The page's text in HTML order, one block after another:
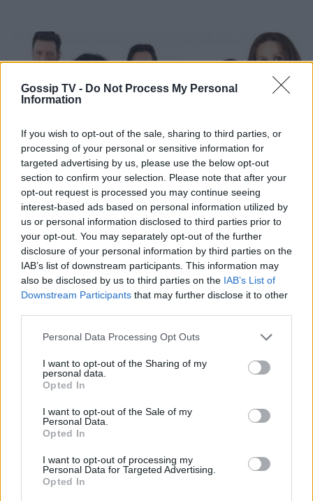
Gossip TV - Do Not Process My Personal
Information
If you wish to opt-out of the sale, sharing to third parties, or
processing of your personal or sensitive information for
targeted advertising by us, please use the below opt-out
section to confirm your selection. Please note that after your
opt-out request is processed you may continue seeing
interest-based ads based on personal information utilized by
us or personal information disclosed to third parties prior to
your opt-out. You may separately opt-out of the further
disclosure of your personal information by third parties on the
IAB’s list of downstream participants. This information may
also be disclosed by us to third parties on the IAB’s List of
Downstream Participants that may further disclose it to other
Personal Data Processing Opt Outs
I want to opt-out of the Sharing of my
personal data.
Opted In
I want to opt-out of the Sale of my
Personal Data.
Opted In
I want to opt-out of processing my
Personal Data for Targeted Advertising.
Opted In
SHOWBIZ
Βαλς με δώδεκα Θεούς: Η Βίκυ καταρρέει,
όταν...
11:47 @30-05-2014